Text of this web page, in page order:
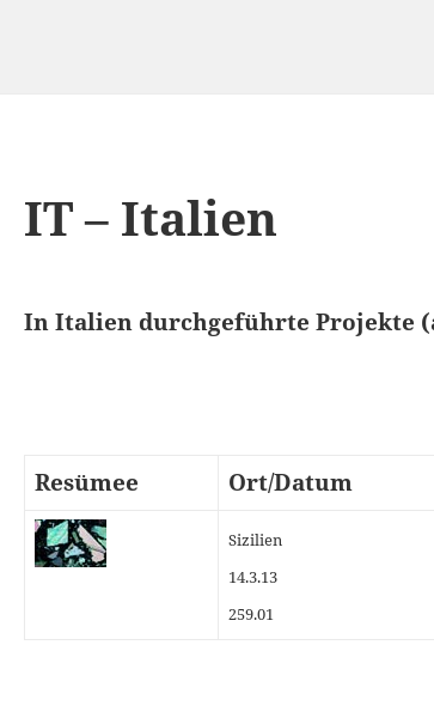
IT – Italien
In Italien durchgeführte Projekte
Resümee Ort/Datum
Sizilien
14.3.13
259.01